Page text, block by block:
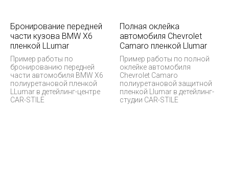
Бронирование передней
части кузова BMW X6
пленкой LLumar
Пример работы по
бронированию передней
части автомобиля BMW X6
полиуретановой пленкой
LLumar в детейлинг-центре
CAR-STILE
Полная оклейка
автомобиля Chevrolet
Camaro пленкой Llumar
Пример работы по полной
оклейке автомобиля
Chevrolet Camaro
полиуретановой защитной
пленкой Llumar в детейлинг-
студии CAR-STILE